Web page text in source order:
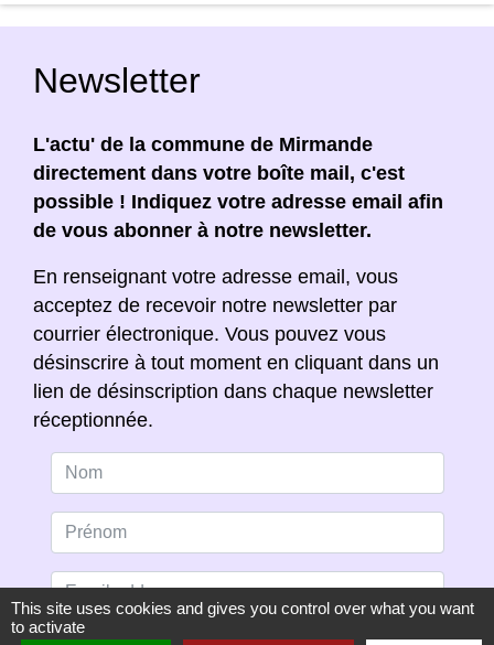
Newsletter
L'actu' de la commune de Mirmande
directement dans votre boîte mail, c'est
possible ! Indiquez votre adresse email afin
de vous abonner à notre newsletter.
En renseignant votre adresse email, vous
acceptez de recevoir notre newsletter par
courrier électronique. Vous pouvez vous
désinscrire à tout moment en cliquant dans un
lien de désinscription dans chaque newsletter
réceptionnée.
This site uses cookies and gives you control over what you want
to activate